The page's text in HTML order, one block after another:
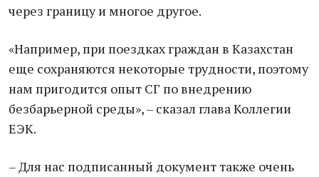
через границу и многое другое.
«Например, при поездках граждан в Казахстан
еще сохраняются некоторые трудности, поэтому
нам пригодится опыт СГ по внедрению
безбарьерной среды», – сказал глава Коллегии
ЕЭК.
– Для нас подписанный документ также очень